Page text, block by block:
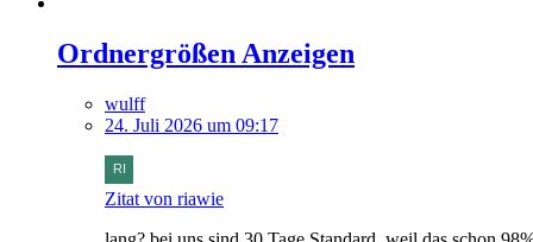
Ordnergrößen Anzeigen
wulff
24. Juli 2026 um 09:17
Zitat von riawie